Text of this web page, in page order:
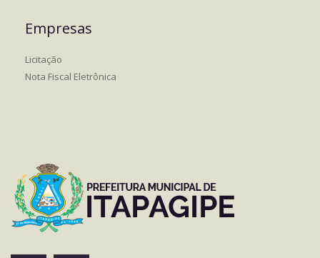
Empresas
Licitação
Nota Fiscal Eletrônica